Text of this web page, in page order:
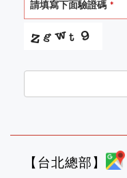
請填寫下面驗證碼 *
【台北總部】